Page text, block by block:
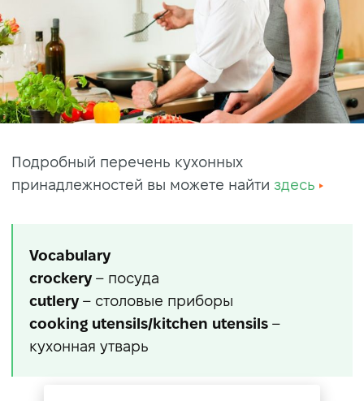
Подробный перечень кухонных
принадлежностей вы можете найти здесь
Vocabulary
crockery– посуда
cutlery– столовые приборы
cooking utensils/kitchen utensils –
кухонная утварь